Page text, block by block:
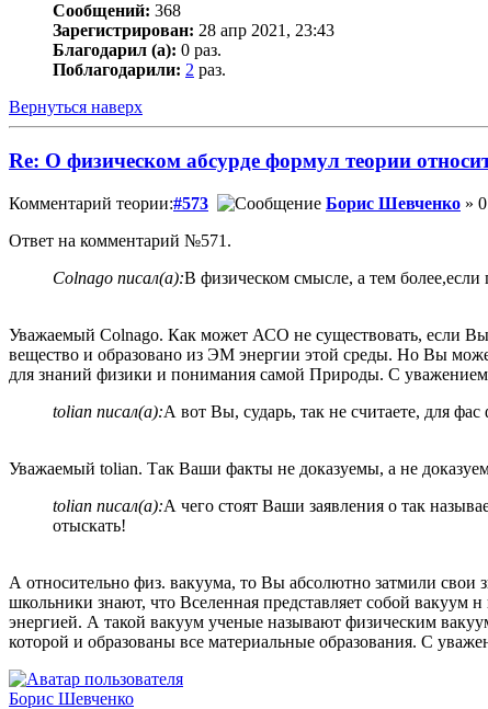
Сообщений: 368
Зарегистрирован: 28 апр 2021, 23:43
Благодарил (а): 0 раз.
Поблагодарили: 2 раз.
Вернуться наверх
Re: О физическом абсурде формул теории
Комментарий теории:#573 Борис Шевченко »
Ответ на комментарий №571.
Colnago писал(а):В физическом смысле, а тем более,если
Уважаемый Colnago. Как может АСО не существовать, если Вы
вещество и образовано из ЭМ энергии этой среды. Но Вы
для знаний физики и понимания самой Природы. С
tolian писал(а):А вот Вы, сударь, так не считаете, для
Уважаемый tolian. Так Ваши факты не доказуемы, а не
tolian писал(а):А чего стоят Ваши заявления о так
отыскать!
А относительно физ. вакуума, то Вы абсолютно затмили
школьники знают, что Вселенная представляет собой вакуум
энергией. А такой вакуум ученые называют физическим
которой и образованы все материальные образования. С
Борис Шевченко